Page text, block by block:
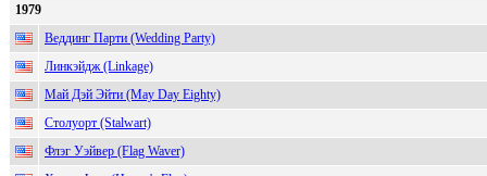
1979
Веддинг Парти (Wedding Party)
Линкэйдж (Linkage)
Май Дэй Эйти (May Day Eighty)
Столуорт (Stalwart)
Флэг Уэйвер (Flag Waver)